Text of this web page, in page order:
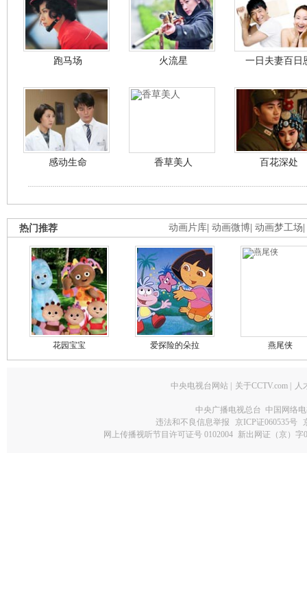
跑马场 火流星 一日夫妻百日
感动生命 香草美人 百花深处
动画片库 动画微博 动画梦工场
热门推荐
花园宝宝 爱探险的朵拉 燕尾侠
中央电视台网站 关于CCTV.com 人
中央广播电视总台 中国网络
违法和不良信息举报
京ICP证060535号
网上传播视听节目许可证号 0102004 新出网证（京）